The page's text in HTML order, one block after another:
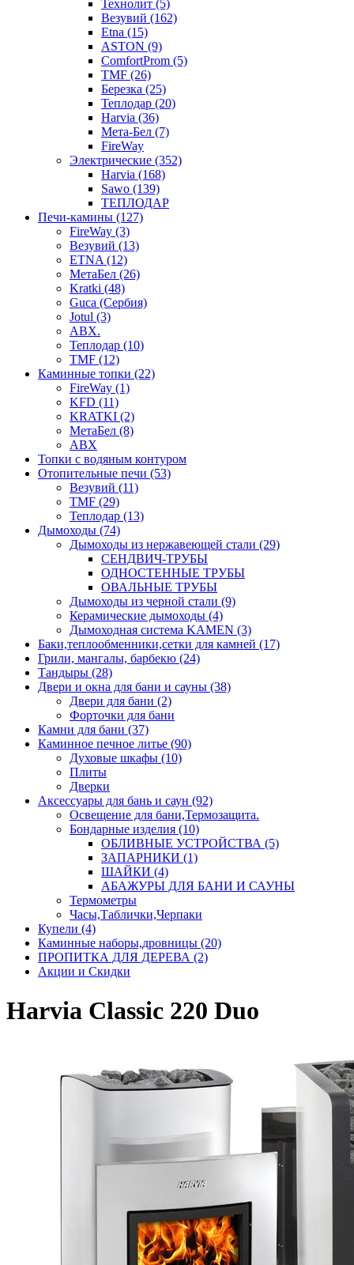
Технолит (5)
Везувий (162)
Etna (15)
ASTON (9)
ComfortProm (5)
TMF (26)
Березка (25)
Теплодар (20)
Harvia (36)
Мета-Бел (7)
FireWay
Электрические (352)
Harvia (168)
Sawo (139)
ТЕПЛОДАР
Печи-камины (127)
FireWay (3)
Везувий (13)
ETNA (12)
МетаБел (26)
Kratki (48)
Guca (Сербия)
Jotul (3)
ABX.
Теплодар (10)
TMF (12)
Каминные топки (22)
FireWay (1)
KFD (11)
KRATKI (2)
МетаБел (8)
ABX
Топки с водяным контуром
Отопительные печи (53)
Везувий (11)
TMF (29)
Теплодар (13)
Дымоходы (74)
Дымоходы из нержавеющей стали (29)
СЕНДВИЧ-ТРУБЫ
ОДНОСТЕННЫЕ ТРУБЫ
ОВАЛЬНЫЕ ТРУБЫ
Дымоходы из черной стали (9)
Керамические дымоходы (4)
Дымоходная система KAMEN (3)
Баки,теплообменники,сетки для камней (17)
Грили, мангалы, барбекю (24)
Тандыры (28)
Двери и окна для бани и сауны (38)
Двери для бани (2)
Форточки для бани
Камни для бани (37)
Каминное печное литье (90)
Духовые шкафы (10)
Плиты
Дверки
Аксессуары для бань и саун (92)
Освещение для бани,Термозащита.
Бондарные изделия (10)
ОБЛИВНЫЕ УСТРОЙСТВА (5)
ЗАПАРНИКИ (1)
ШАЙКИ (4)
АБАЖУРЫ ДЛЯ БАНИ И САУНЫ
Термометры
Часы,Таблички,Черпаки
Купели (4)
Каминные наборы,дровницы (20)
ПРОПИТКА ДЛЯ ДЕРЕВА (2)
Акции и Скидки
Harvia Classic 220 Duo